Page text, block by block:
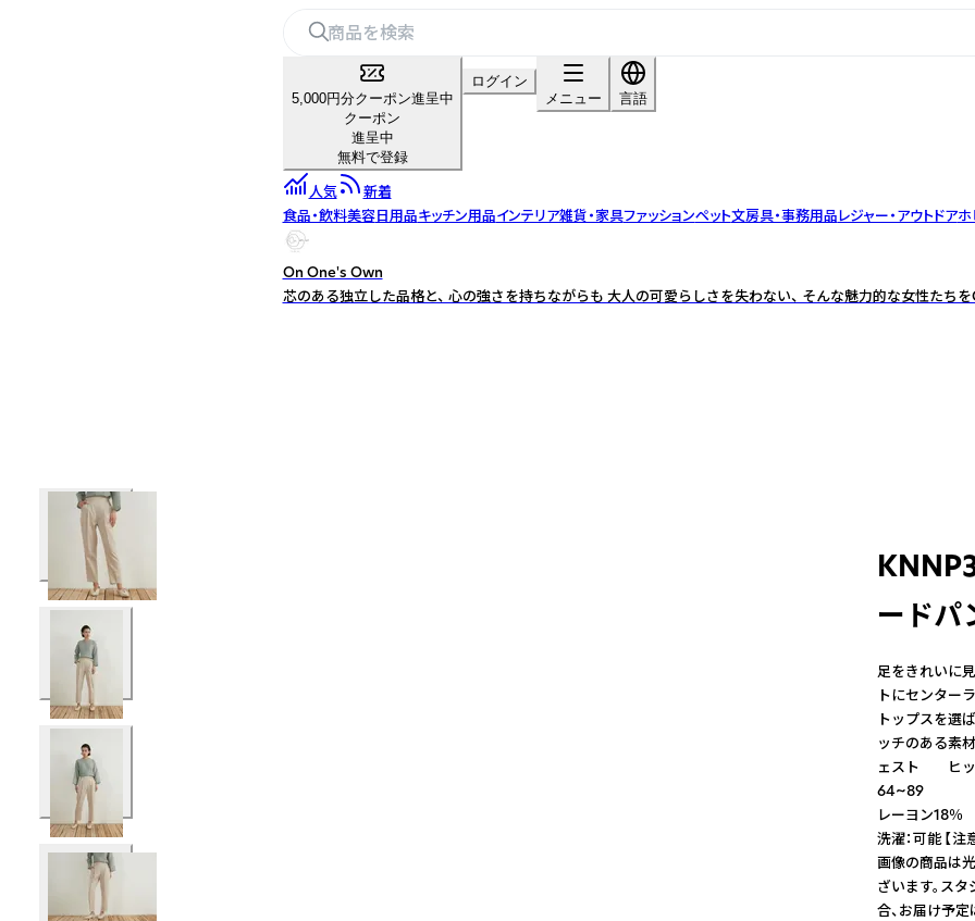
5,000円分クーポン進呈中
クーポン
進呈中
無料で登録
ログイン
メニュー
言語
人気
新着
食品・飲料美容日用品キッチン用品インテリア雑貨・家具ファッションペット文房具・事務用品レジャー・アウトドアホ
On One's Own
芯のある独立した品格と、 心の強さを持ちながらも 大人の可愛らしさを失わない、 そんな魅力的な女性た
ードパ
足をきれいに
トにセンター
トップスを選
ッチのある素
ェスト
64~89
レーヨン18％
洗濯：可能 【
画像の商品は
ざいます。ス
合、お届け予